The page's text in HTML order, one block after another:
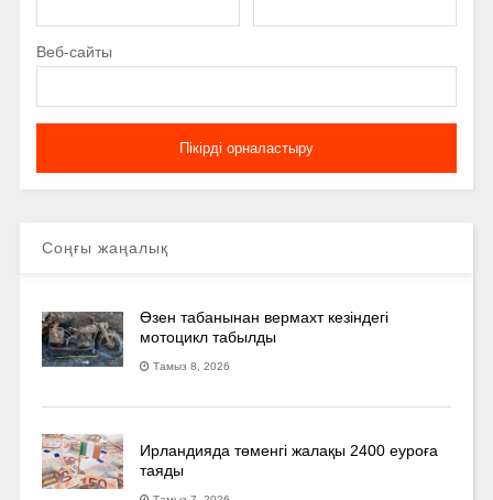
Веб-сайты
Соңғы жаңалық
Өзен табанынан вермахт кезіндегі
мотоцикл табылды
Тамыз 8, 2026
Ирландияда төменгі жалақы 2400 еуроға
таяды